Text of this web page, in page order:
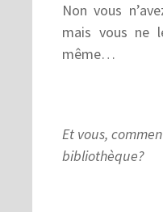
Non vous
mais vous ne
même…
Et vous,
bibliothèque?